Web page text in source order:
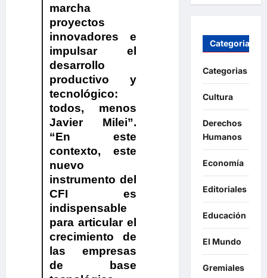
marcha
proyectos
innovadores e
impulsar el
desarrollo
productivo y
tecnológico:
todos, menos
Javier Milei”.
“En este
contexto, este
nuevo
instrumento del
CFI es
indispensable
para articular el
crecimiento de
las empresas
de base
Categorias
Categorias
Cultura
Derechos
Humanos
Economía
Editoriales
Educación
El Mundo
Gremiales